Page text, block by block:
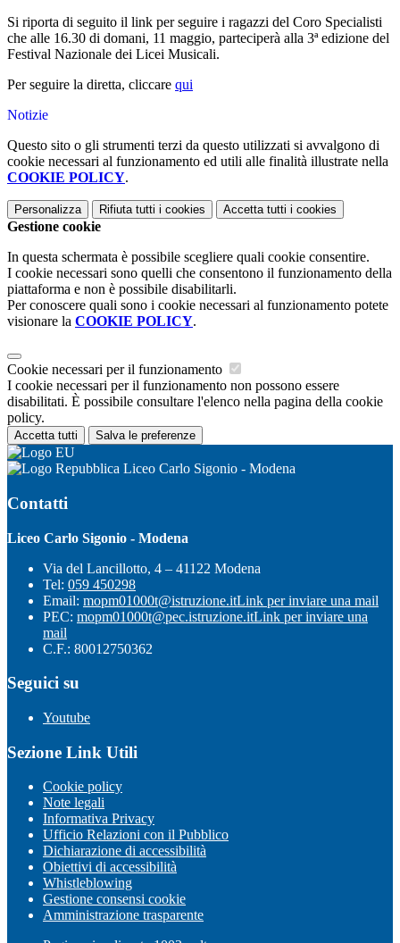
Si riporta di seguito il link per seguire i ragazzi del Coro Specialisti
che alle 16.30 di domani, 11 maggio, parteciperà alla 3ª edizione del
Festival Nazionale dei Licei Musicali.
Per seguire la diretta, cliccare qui
Notizie
Questo sito o gli strumenti terzi da questo utilizzati si avvalgono di
cookie necessari al funzionamento ed utili alle finalità illustrate nella
COOKIE POLICY.
Personalizza Rifiuta tutti i cookies Accetta tutti i cookies
Gestione cookie
In questa schermata è possibile scegliere quali cookie consentire.
I cookie necessari sono quelli che consentono il funzionamento della
piattaforma e non è possibile disabilitarli.
Per conoscere quali sono i cookie necessari al funzionamento potete
visionare la COOKIE POLICY.
Cookie necessari per il funzionamento
I cookie necessari per il funzionamento non possono essere
disabilitati. È possibile consultare l'elenco nella pagina della cookie
policy.
Accetta tutti Salva le preferenze
Liceo Carlo Sigonio - Modena
Contatti
Liceo Carlo Sigonio - Modena
Via del Lancillotto, 4 – 41122 Modena
Tel: 059 450298
Email: mopm01000t@istruzione.itLink per inviare una mail
PEC: mopm01000t@pec.istruzione.itLink per inviare una
mail
C.F.: 80012750362
Seguici su
Youtube
Sezione Link Utili
Cookie policy
Note legali
Informativa Privacy
Ufficio Relazioni con il Pubblico
Dichiarazione di accessibilità
Obiettivi di accessibilità
Whistleblowing
Gestione consensi cookie
Amministrazione trasparente